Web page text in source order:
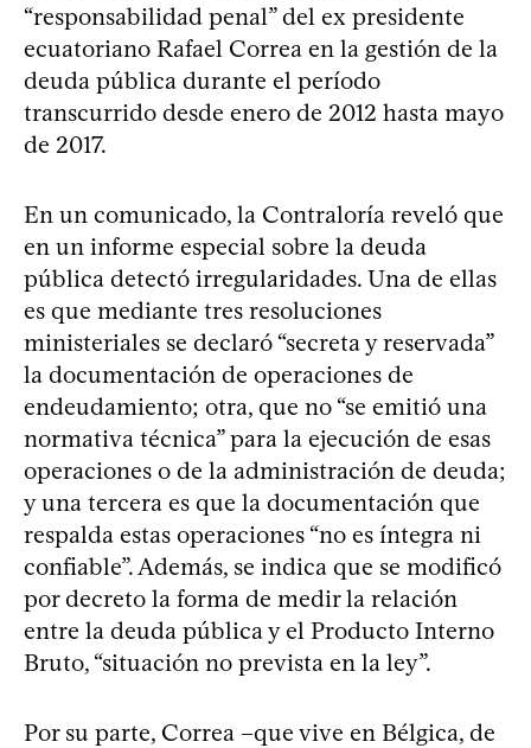
“responsabilidad penal” del ex presidente
ecuatoriano Rafael Correa en la gestión de la
deuda pública durante el período
transcurrido desde enero de 2012 hasta mayo
de 2017.
En un comunicado, la Contraloría reveló que
en un informe especial sobre la deuda
pública detectó irregularidades. Una de ellas
es que mediante tres resoluciones
ministeriales se declaró “secreta y reservada”
la documentación de operaciones de
endeudamiento; otra, que no “se emitió una
normativa técnica” para la ejecución de esas
operaciones o de la administración de deuda;
y una tercera es que la documentación que
respalda estas operaciones “no es íntegra ni
confiable”. Además, se indica que se modificó
por decreto la forma de medir la relación
entre la deuda pública y el Producto Interno
Bruto, “situación no prevista en la ley”.
Por su parte, Correa –que vive en Bélgica, de